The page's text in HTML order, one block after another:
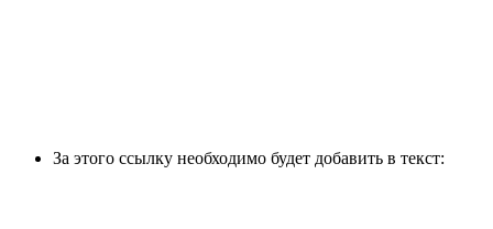
За этого ссылку необходимо будет добавить в текст: